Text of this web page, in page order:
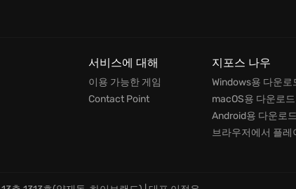
서비스에 대해
이용 가능한 게임
Contact Point
지포스 나우
Windows용 다운로
macOS용 다운로드
Android용 다운로
브라우저에서 플레